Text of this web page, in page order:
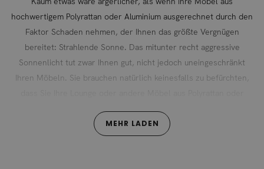
hochwertigem Polyrattan oder Aluminium ausgerechnet durch den
Faktor Schaden nehmen, der Ihnen das größte Vergnügen
bereitet: Strahlende Sonne. Das mitunter recht aggressive
Sonnenlicht tut zwar Ihnen gut, nicht jedoch uneingeschränkt
Ihren Möbeln. Sie brauchen natürlich keinesfalls zu befürchten,
schleppen müssen. Allerdings kann ein ansehnlicher Überzug,
sofern Sie die Möbel nicht sowieso gerade in Benutzung haben,
MEHR LADEN